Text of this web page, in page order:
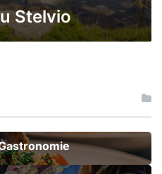
Stelvio